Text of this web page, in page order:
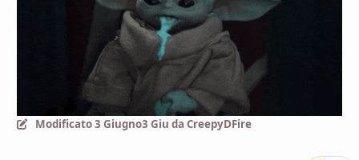
Modificato3 Giugno3 Giu da CreepyDFire